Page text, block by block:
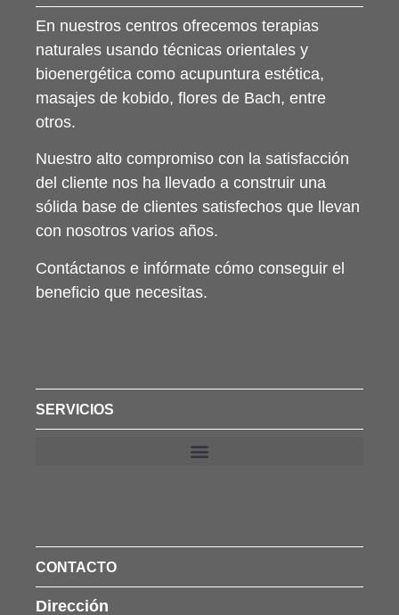
En nuestros centros ofrecemos terapias
naturales usando técnicas orientales y
bioenergética como acupuntura estética,
masajes de kobido, flores de Bach, entre
otros.
Nuestro alto compromiso con la satisfacción
del cliente nos ha llevado a construir una
sólida base de clientes satisfechos que llevan
con nosotros varios años.
Contáctanos e infórmate cómo conseguir el
beneficio que necesitas.
SERVICIOS
CONTACTO
Dirección